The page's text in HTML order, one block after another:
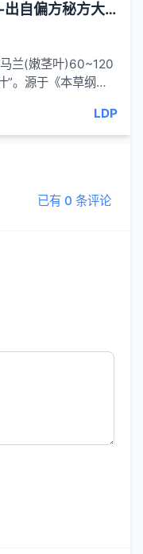
巧用野菜偏方治痔共三个偏方-出自偏方秘方大全
兰(嫩茎叶)60~120
”。源于《本草纲
LDP
已有 0 条评论